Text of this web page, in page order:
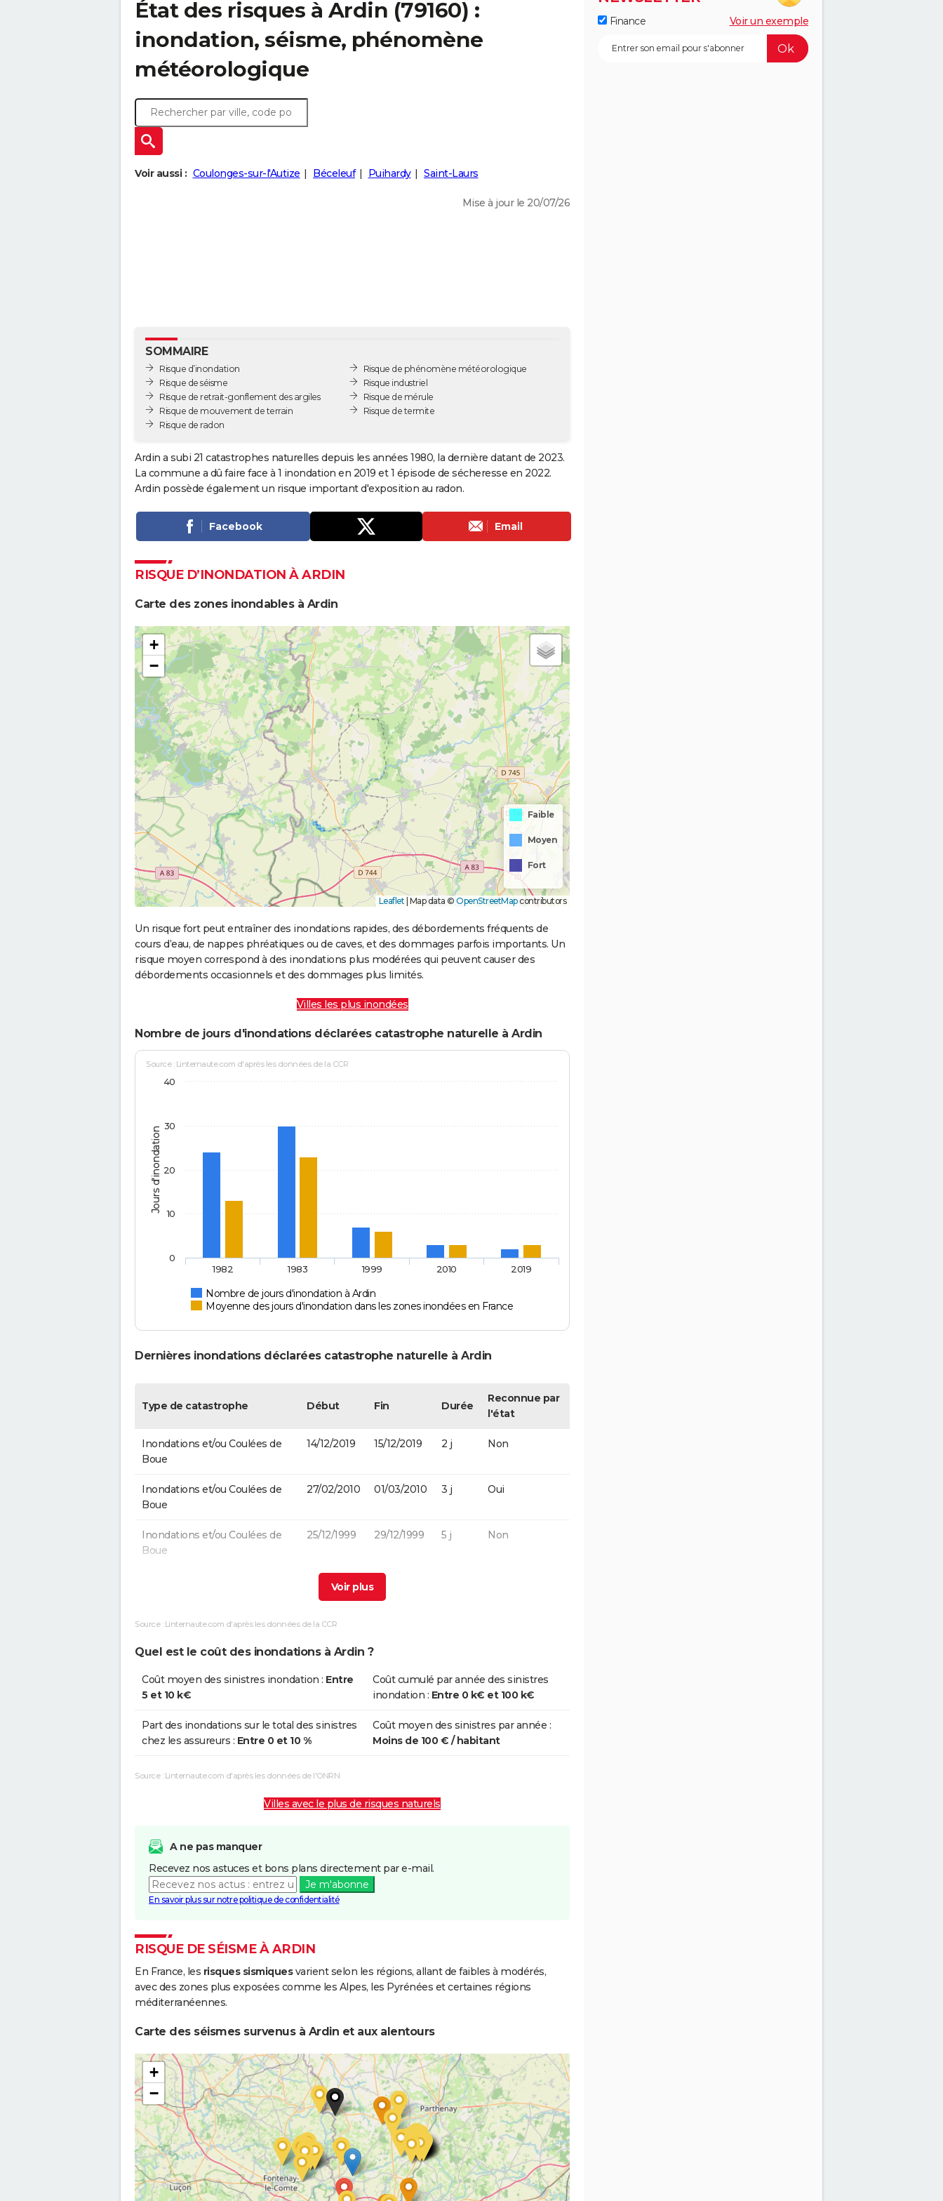
État des risques à Ardin (79160) :
inondation, séisme, phénomène
météorologique
Voir aussi : Coulonges-sur-l'Autize Béceleuf Puihardy Saint-Laurs
Mise à jour le 20/07/26
SOMMAIRE
Risque d’inondation
Risque de séisme
Risque de retrait-gonflement des argiles
Risque de mouvement de terrain
Risque de radon
Risque de phénomène météorologique
Risque industriel
Risque de mérule
Risque de termite
Ardin a subi 21 catastrophes naturelles depuis les années 1980, la dernière datant de 2023.
La commune a dû faire face à 1 inondation en 2019 et 1 épisode de sécheresse en 2022.
Ardin possède également un risque important d'exposition au radon.
Facebook Email
RISQUE D’INONDATION À ARDIN
Carte des zones inondables à Ardin
+
−
Faible
Moyen
Fort
Leaflet | Map data © OpenStreetMapcontributors
Un risque fort peut entraîner des inondations rapides, des débordements fréquents de
cours d’eau, de nappes phréatiques ou de caves, et des dommages parfois importants. Un
risque moyen correspond à des inondations plus modérées qui peuvent causer des
débordements occasionnels et des dommages plus limités.
Villes les plus inondées
Nombre de jours d'inondations déclarées catastrophe naturelle à Ardin
Jours d'inondation
Source : Linternaute.com d'après les données de la CCR
Nombre de jours d'inondation à Ardin
Moyenne des jours d'inondation dans les zones inondées en France
1982 1983 1999 2010 2019
0
10
20
30
40
Dernières inondations déclarées catastrophe naturelle à Ardin
Type de catastrophe Début Fin Durée
Reconnue par
l'état
Inondations et/ou Coulées de
Boue
14/12/2019 15/12/2019 2 j Non
Inondations et/ou Coulées de
Boue
27/02/2010 01/03/2010 3 j Oui
Inondations et/ou Coulées de
Boue
25/12/1999 29/12/1999 5 j Non
29/09/1999 30/09/1999
Inondations et/ou Coulées de
25/07/1983
Boue
Boue
Source : Linternaute.com d'après les données de la CCR
Quel est le coût des inondations à Ardin ?
Coût moyen des sinistres inondation : Entre
5 et 10 k€
Coût cumulé par année des sinistres
inondation : Entre 0 k€ et 100 k€
Part des inondations sur le total des sinistres
chez les assureurs : Entre 0 et 10 %
Coût moyen des sinistres par année :
Moins de 100 € / habitant
Source : Linternaute.com d'après les données de l'ONRN
Villes avec le plus de risques naturels
A ne pas manquer
Recevez nos astuces et bons plans directement par e-mail.
Je m'abonne
En savoir plus sur notre politique de confidentialité
RISQUE DE SÉISME À ARDIN
En France, les risques sismiquesvarient selon les régions, allant de faibles à modérés,
avec des zones plus exposées comme les Alpes, les Pyrénées et certaines régions
méditerranéennes.
Carte des séismes survenus à Ardin et aux alentours
+
−
Finance Voir un exemple